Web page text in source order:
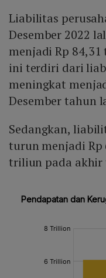
Liabilitas
Desember 2022
menjadi Rp
ini terdiri dari
meningkat
Desember tahun
Sedangkan,
turun menjadi Rp
triliun pada akhir